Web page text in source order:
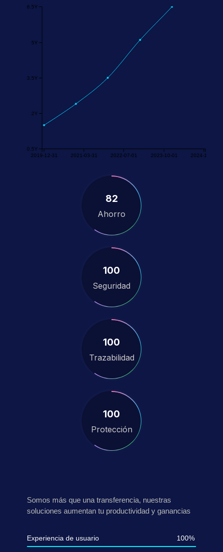
2019-12-31 2021-03-31 2022-07-01 2023-10-01 2024-12-31
0.5Y
2Y
3.5Y
5Y
6.5Y
82
Ahorro
100
Seguridad
100
Trazabilidad
100
Protección
Somos más que una transferencia, nuestras
soluciones aumentan tu productividad y ganancias
Experiencia de usuario 100%